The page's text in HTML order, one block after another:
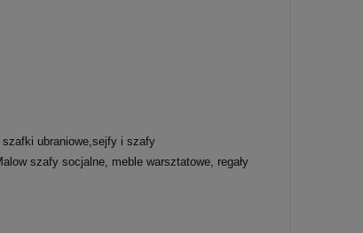
ubraniowe,sejfy i szafy
szafy socjalne, meble warsztatowe, regały